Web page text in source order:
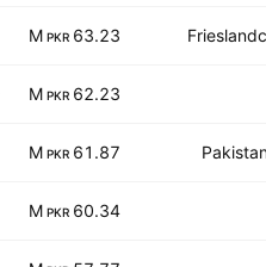
63.23 M
PKR
62.23 M
PKR
61.87 M
PKR
60.34 M
PKR